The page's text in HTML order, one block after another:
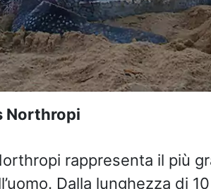
Northropi
rappresenta il più
Dalla lunghezza di